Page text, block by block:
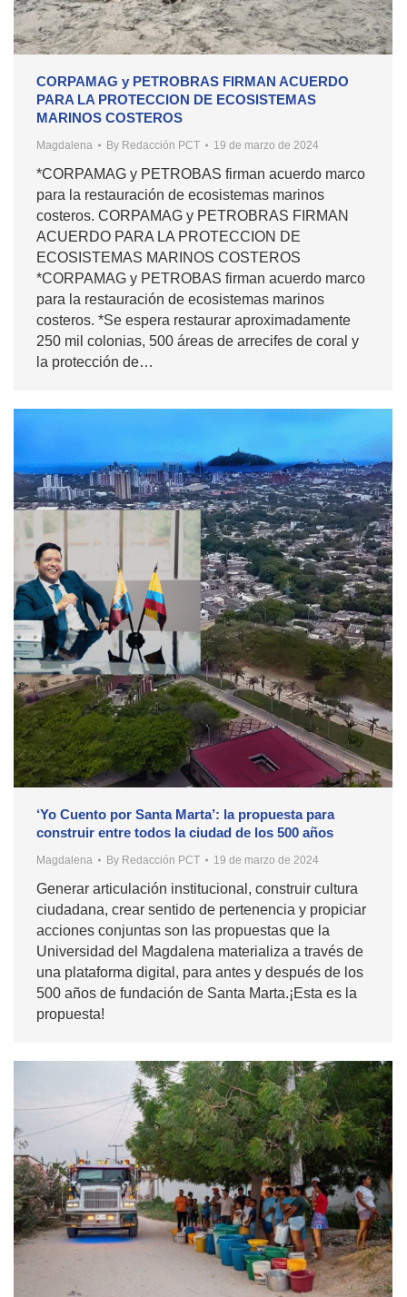
CORPAMAG y PETROBRAS FIRMAN ACUERDO
PARA LA PROTECCION DE ECOSISTEMAS
MARINOS COSTEROS
Magdalena By Redacción PCT 19 de marzo de 2024
*CORPAMAG y PETROBAS firman acuerdo marco
para la restauración de ecosistemas marinos
costeros. CORPAMAG y PETROBRAS FIRMAN
ACUERDO PARA LA PROTECCION DE
ECOSISTEMAS MARINOS COSTEROS
*CORPAMAG y PETROBAS firman acuerdo marco
para la restauración de ecosistemas marinos
costeros. *Se espera restaurar aproximadamente
250 mil colonias, 500 áreas de arrecifes de coral y
la protección de…
‘Yo Cuento por Santa Marta’: la propuesta para
construir entre todos la ciudad de los 500 años
Magdalena By Redacción PCT 19 de marzo de 2024
Generar articulación institucional, construir cultura
ciudadana, crear sentido de pertenencia y propiciar
acciones conjuntas son las propuestas que la
Universidad del Magdalena materializa a través de
una plataforma digital, para antes y después de los
500 años de fundación de Santa Marta.¡Esta es la
propuesta!